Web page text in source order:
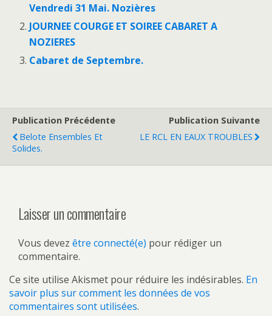
Vendredi 31 Mai. Nozières
JOURNEE COURGE ET SOIREE CABARET A
NOZIERES
Cabaret de Septembre.
Publication Précédente
Belote Ensembles Et
Solides.
Publication Suivante
LE RCL EN EAUX TROUBLES
Laisser un commentaire
Vous devez être connecté(e) pour rédiger un
commentaire.
Ce site utilise Akismet pour réduire les indésirables. En
savoir plus sur comment les données de vos
commentaires sont utilisées.